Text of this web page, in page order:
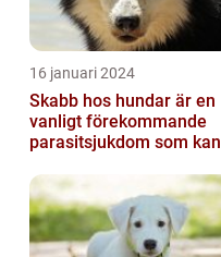
16 januari 2024
Skabb hos hundar är en
vanligt förekommande
parasitsjukdom som kan
och smittsa...